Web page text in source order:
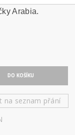
Arabia.
na seznam přání